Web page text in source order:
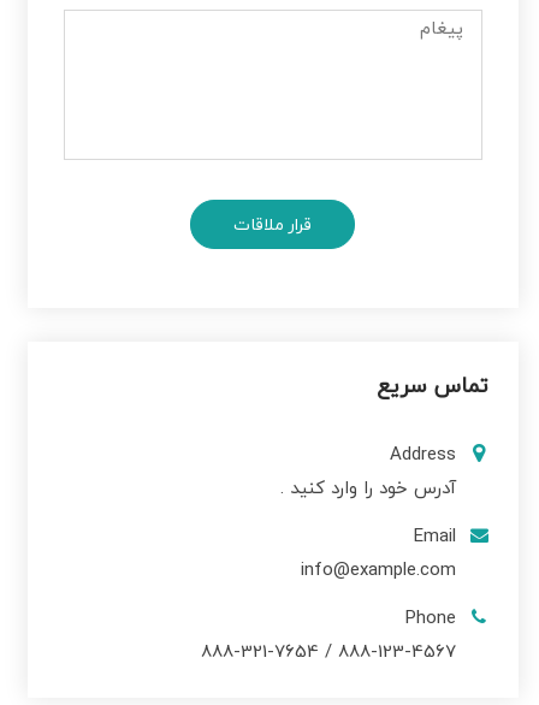
تماس سریع
Address
آدرس خود را وارد کنید .
Email
info@example.com
Phone
888-123-4567 / 888-321-7654